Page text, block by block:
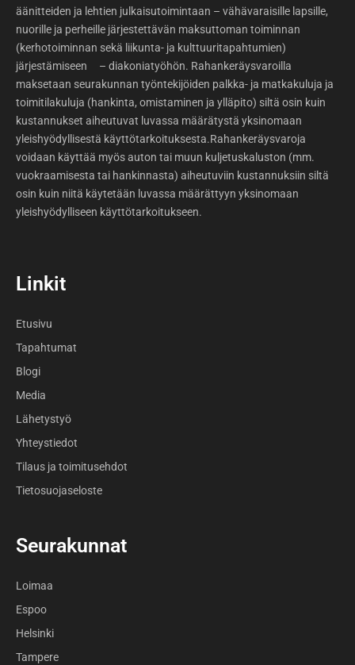
äänitteiden ja lehtien julkaisutoimintaan – vähävaraisille lapsille,
nuorille ja perheille järjestettävän maksuttoman toiminnan
(kerhotoiminnan sekä liikunta- ja kulttuuritapahtumien)
järjestämiseen – diakoniatyöhön. Rahankeräysvaroilla
maksetaan seurakunnan työntekijöiden palkka- ja matkakuluja ja
toimitilakuluja (hankinta, omistaminen ja ylläpito) siltä osin kuin
kustannukset aiheutuvat luvassa määrätystä yksinomaan
yleishyödyllisestä käyttötarkoituksesta.Rahankeräysvaroja
voidaan käyttää myös auton tai muun kuljetuskaluston (mm.
vuokraamisesta tai hankinnasta) aiheutuviin kustannuksiin siltä
osin kuin niitä käytetään luvassa määrättyyn yksinomaan
yleishyödylliseen käyttötarkoitukseen.
Linkit
Etusivu
Tapahtumat
Blogi
Media
Lähetystyö
Yhteystiedot
Tilaus ja toimitusehdot
Tietosuojaseloste
Seurakunnat
Loimaa
Espoo
Helsinki
Tampere